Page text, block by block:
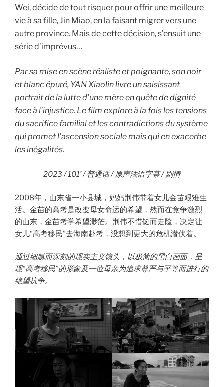
Wei, décide de tout risquer pour offrir une meilleure
vie à sa fille, Jin Miao, en la faisant migrer vers une
autre province. Mais de cette décision, s’ensuit une
série d’imprévus…
Par sa mise en scène réaliste et poignante, son noir
et blanc épuré, YAN Xiaolin livre un saisissant
portrait de la lutte d’une mère en quête de dignité
face à l’injustice. Le film explore à la fois les tensions
du sacrifice familial et les contradictions du système
qui promet l’ascension sociale mais qui en exacerbe
les inégalités.
2023 / 101’ / 普通话 / 原声法语字幕 / 剧情
2008年，山东省一小县城，妈妈荆伟带着女儿金苗艰难生
活。金苗的高考是改变母女命运的希望，然而在竞争激烈
的山东，金苗考学希望渺茫。荆伟不惜铤而走险，决定让
女儿“高考移民”去海南赴考，没想到更大的危机潜伏着。
通过细腻而深刻的现实主义镜头，以极简的黑白画面，呈
现“高考移民”的形象及一位母亲为追求尊严与平等而进行的
绝望抗争。